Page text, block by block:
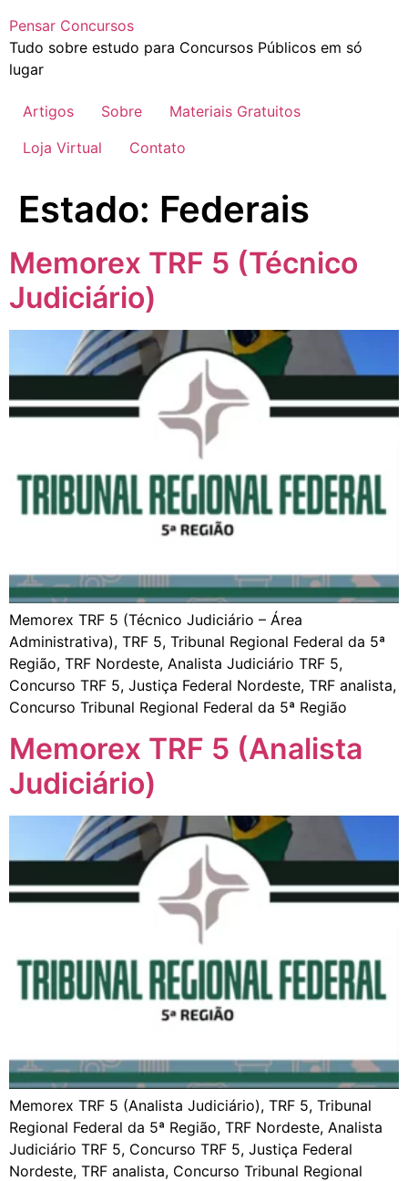
Pensar Concursos
Tudo sobre estudo para Concursos Públicos em só
lugar
Artigos Sobre
Materiais Gratuitos
Loja Virtual
Contato
Estado: Federais
Memorex TRF 5 (Técnico
Judiciário)
Memorex TRF 5 (Técnico Judiciário – Área
Administrativa), TRF 5, Tribunal Regional Federal da 5ª
Região, TRF Nordeste, Analista Judiciário TRF 5,
Concurso TRF 5, Justiça Federal Nordeste, TRF analista,
Concurso Tribunal Regional Federal da 5ª Região
Memorex TRF 5 (Analista
Judiciário)
Memorex TRF 5 (Analista Judiciário), TRF 5, Tribunal
Regional Federal da 5ª Região, TRF Nordeste, Analista
Judiciário TRF 5, Concurso TRF 5, Justiça Federal
Nordeste, TRF analista, Concurso Tribunal Regional